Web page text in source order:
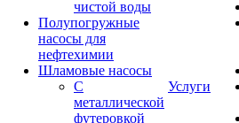
чистой воды
Полупогружные
насосы для
нефтехимии
Шламовые насосы
С
металлической
футеровкой
Услуги